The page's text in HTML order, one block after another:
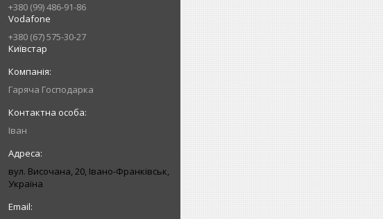
+380 (99) 486-91-86
Vodafone
+380 (67) 575-30-27
Київстар
Гаряча Господарка
Іван
вул. Височана, 20, Івано-Франківськ,
Україна